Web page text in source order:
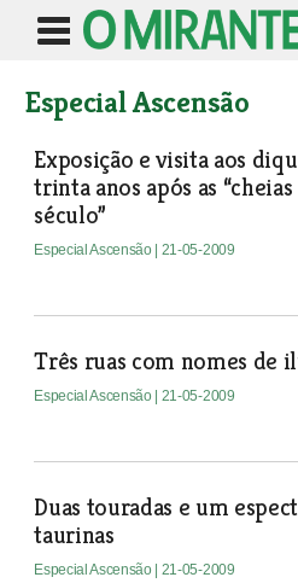
Especial Ascensão
Exposição e visita aos
trinta anos após as
século”
Especial Ascensão | 21-05-2009
Três ruas com nomes de
Especial Ascensão | 21-05-2009
Duas touradas e um
taurinas
Especial Ascensão | 21-05-2009